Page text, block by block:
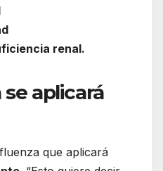
renal.
aplicará
que aplicará